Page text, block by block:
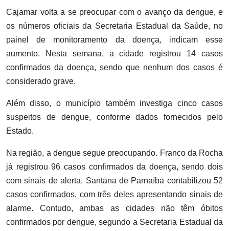
Cajamar volta a se preocupar com o avanço da dengue, e
os números oficiais da Secretaria Estadual da Saúde, no
painel de monitoramento da doença, indicam esse
aumento. Nesta semana, a cidade registrou 14 casos
confirmados da doença, sendo que nenhum dos casos é
considerado grave.
Além disso, o município também investiga cinco casos
suspeitos de dengue, conforme dados fornecidos pelo
Estado.
Na região, a dengue segue preocupando. Franco da Rocha
já registrou 96 casos confirmados da doença, sendo dois
com sinais de alerta. Santana de Parnaíba contabilizou 52
casos confirmados, com três deles apresentando sinais de
alarme. Contudo, ambas as cidades não têm óbitos
confirmados por dengue, segundo a Secretaria Estadual da